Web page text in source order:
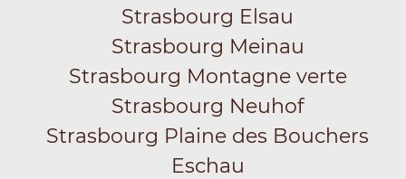
Strasbourg Elsau
Strasbourg Meinau
Strasbourg Montagne verte
Strasbourg Neuhof
Strasbourg Plaine des Bouchers
Eschau